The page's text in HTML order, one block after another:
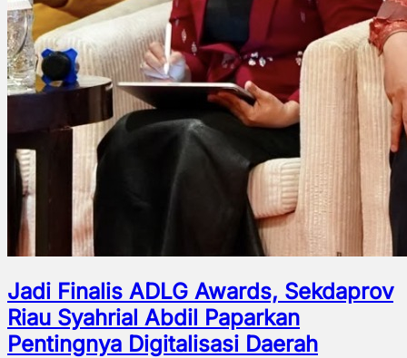
Jadi Finalis ADLG Awards, Sekdaprov
Riau Syahrial Abdil Paparkan
Pentingnya Digitalisasi Daerah